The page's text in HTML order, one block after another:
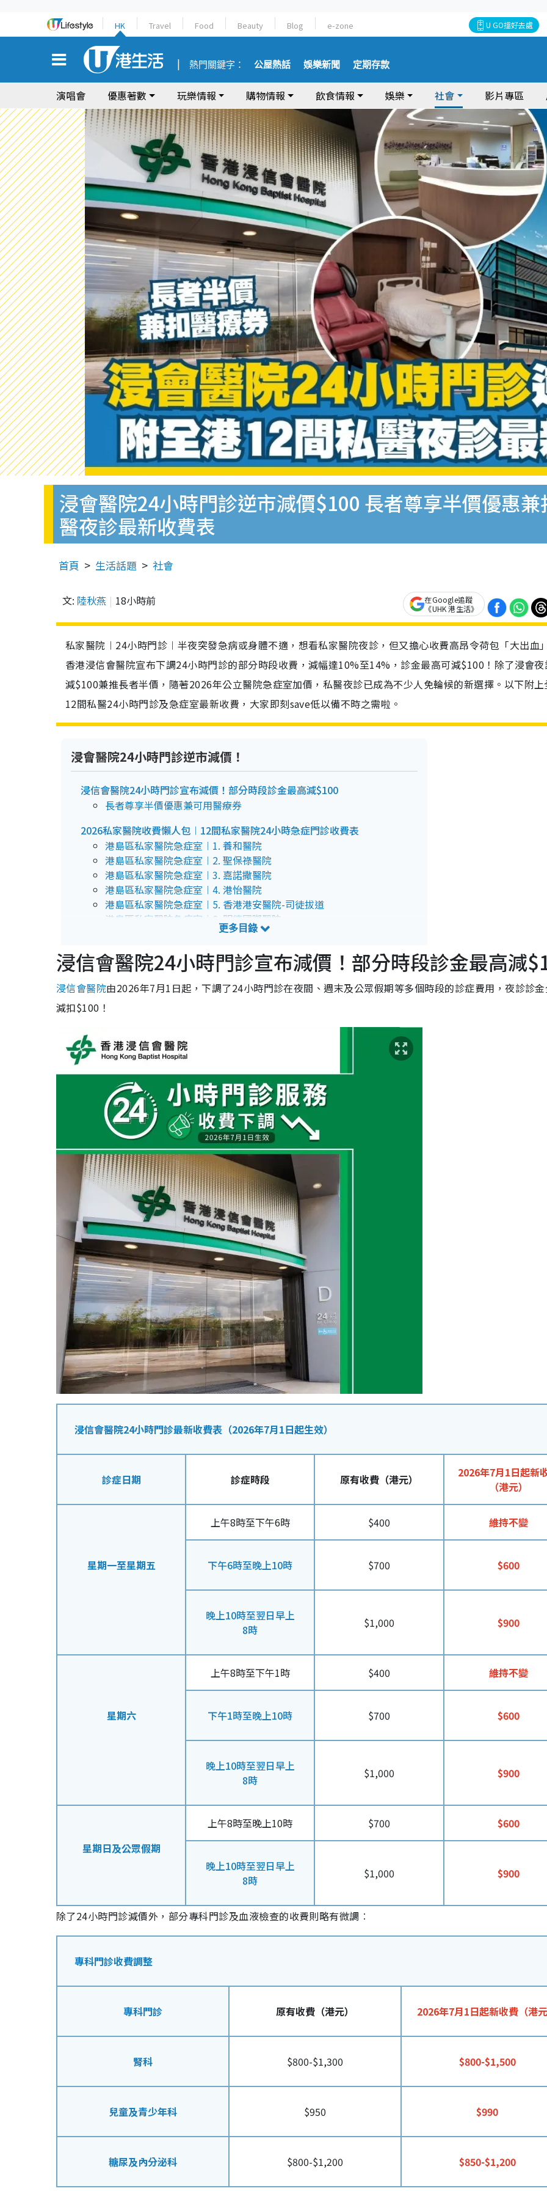
HK Travel Food Beauty Blog e-zone U GO搵好去處
熱門關鍵字： 公屋熱話 娛樂新聞 定期存款
演唱會 優惠著數 玩樂情報 購物情報 飲食情報 娛樂 社會 影片專區
浸會醫院24小時門診逆市減價$100 長者尊享半價優惠
醫夜診最新收費表
首頁 生活話題 社會
文: 陸秋燕 18小時前
在Google追蹤
《UHK 港生活》
私家醫院︱24小時門診︱半夜突發急病或身體不適，想看私家醫院夜診，但又擔心收費高昂令荷包「大出血
香港浸信會醫院宣布下調24小時門診的部分時段收費，減幅達10%至14%，診金最高可減$100！除了浸會
減$100兼推長者半價，隨著2026年公立醫院急症室加價，私醫夜診已成為不少人免輪候的新選擇。以下附
12間私醫24小時門診及急症室最新收費，大家即刻save低以備不時之需啦。
浸會醫院24小時門診逆市減價！
浸信會醫院24小時門診宣布減價！部分時段診金最高減$100
長者尊享半價優惠兼可用醫療券
2026私家醫院收費懶人包︱12間私家醫院24小時急症門診收費表
港島區私家醫院急症室︱1. 養和醫院
港島區私家醫院急症室︱2. 聖保祿醫院
港島區私家醫院急症室︱3. 嘉諾撒醫院
港島區私家醫院急症室︱4. 港怡醫院
港島區私家醫院急症室︱5. 香港港安醫院-司徒拔道
港島區私家醫院急症室︱6. 明德國際醫院
九龍區私家醫院急症室︱7. 聖德肋撒醫院/法國醫院
九龍區私家醫院急症室︱9. 播道醫院
新界區私家醫院急症室︱10. 仁安醫院
新界區私家醫院急症室︱11. 香港中文大學醫院
浸信會醫院24小時門診宣布減價！部分時段診金最高減
浸信會醫院由2026年7月1日起，下調了24小時門診在夜間、週末及公眾假期等多個時段的診症費用，夜診診
減扣$100！
浸信會醫院24小時門診最新收費表（2026年7月1日起生效）
診症日期 診症時段 原有收費（港元）
2026年7月1日起新
（港元）
星期一至星期五
上午8時至下午6時 $400 維持不變
下午6時至晚上10時 $700 $600
晚上10時至翌日早上
8時
$1,000 $900
星期六
上午8時至下午1時 $400 維持不變
下午1時至晚上10時 $700 $600
晚上10時至翌日早上
8時
$1,000 $900
星期日及公眾假期
上午8時至晚上10時 $700 $600
晚上10時至翌日早上
8時
$1,000 $900
除了24小時門診減價外，部分專科門診及血液檢查的收費則略有微調︰
專科門診收費調整
專科門診 原有收費（港元） 2026年7月1日起新收費（港
腎科 $800-$1,300 $800-$1,500
兒童及青少年科 $950 $990
糖尿及內分泌科 $800-$1,200 $850-$1,200